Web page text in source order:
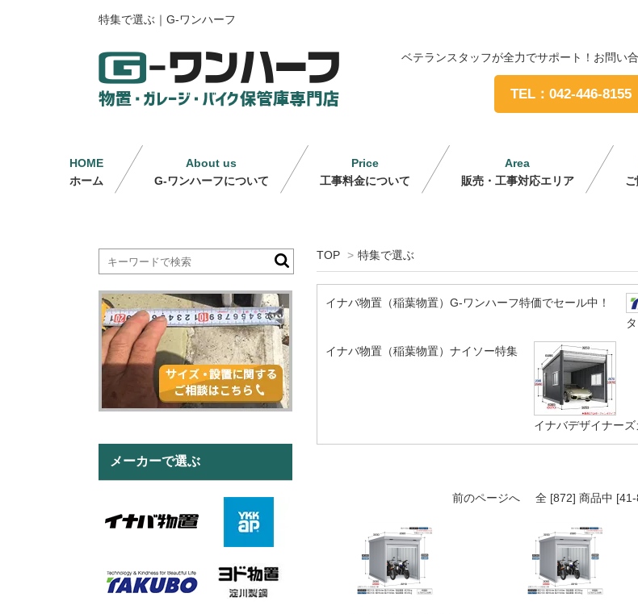
特集で選ぶ｜G-ワンハーフ
ベテランスタッフが全力でサポート！お問い
TEL：042-446-8155
HOME
ホーム
About us
G-ワンハーフについて
Price
工事料金について
Area
販売・工事対応エリア
TOP > 特集で選ぶ
イナバ物置（稲葉物置）G-ワンハーフ特価でセール中！
イナバ物置（稲葉物置）ナイソー特集
イナバデザイナー
前のページへ 全 [872] 商品中
メーカーで選ぶ